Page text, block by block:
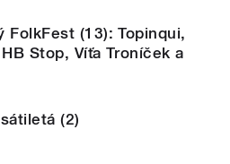
FolkFest (13): Topinqui,
Stop, Víťa Troníček a
(2)